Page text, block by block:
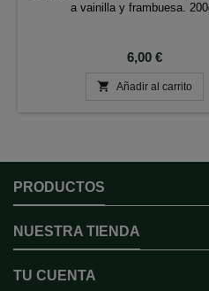
a vainilla y frambuesa.
Precio
6,00 €
 Añadir al carrito
PRODUCTOS
NUESTRA TIENDA
TU CUENTA